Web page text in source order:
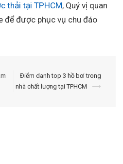
thải tại TPHCM, Quý vị quan
để được phục vụ chu đáo
Điểm danh top 3 hồ bơi trong
nhà chất lượng tại TPHCM
⟶